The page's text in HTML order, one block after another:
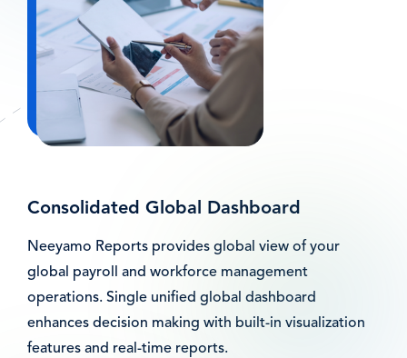
Consolidated Global Dashboard
Neeyamo Reports provides global view of your
global payroll and workforce management
operations. Single unified global dashboard
enhances decision making with built-in visualization
features and real-time reports.